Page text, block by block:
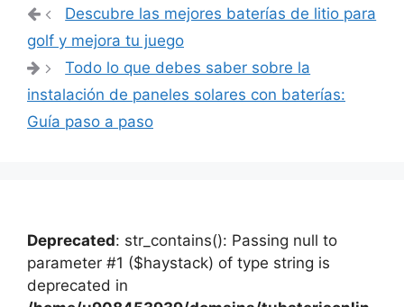
Navegación
de
entradas
Descubre las mejores baterías de litio para
golf y mejora tu juego
Todo lo que debes saber sobre la
instalación de paneles solares con baterías:
Guía paso a paso
Deprecated: str_contains(): Passing null to
parameter #1 ($haystack) of type string is
deprecated in